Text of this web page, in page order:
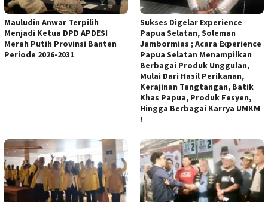
Mauludin Anwar Terpilih
Menjadi Ketua DPD APDESI
Merah Putih Provinsi Banten
Periode 2026-2031
Sukses Digelar Experience
Papua Selatan, Soleman
Jambormias ; Acara Experience
Papua Selatan Menampilkan
Berbagai Produk Unggulan,
Mulai Dari Hasil Perikanan,
Kerajinan Tangtangan, Batik
Khas Papua, Produk Fesyen,
Hingga Berbagai Karrya UMKM
!